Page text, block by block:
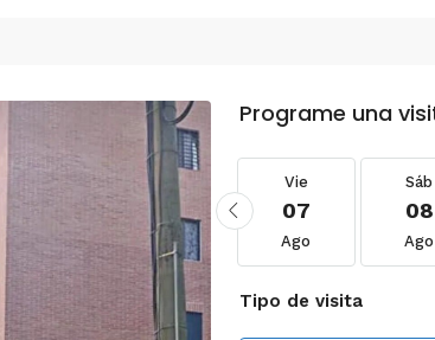
Programe una
Jue
Ago
Vie
07
Ago
Sáb
08
Ago
Tipo de visita